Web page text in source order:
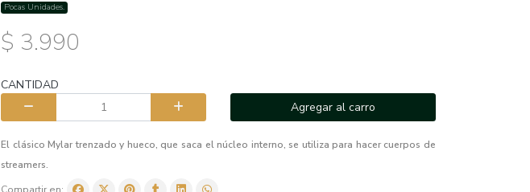
Pocas Unidades.
$ 3.990
CANTIDAD
Agregar al carro
El clásico Mylar trenzado y hueco, que saca el núcleo interno, se utiliza para hacer cuerpos de
streamers.
Compartir en: